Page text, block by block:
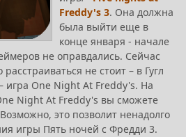
Freddy's 3. Она должна
была выйти еще в
конце января - начале
не оправдались. Сейчас
не стоит – в Гугл
игра One Night At Freddy's. На
Night At Freddy's вы сможете
это позволит ненадолго
игры Пять ночей с Фредди 3.